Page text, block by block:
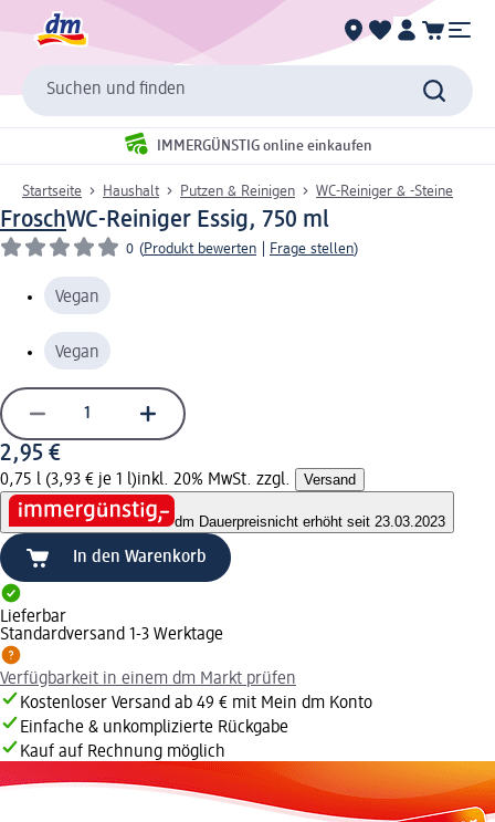
Suchen und finden
IMMERGÜNSTIG online einkaufen
Startseite Haushalt Putzen & Reinigen WC-Reiniger & -Steine
FroschWC-Reiniger Essig, 750 ml
0 (Produkt bewerten Frage stellen)
Vegan
Vegan
2,95 €
0,75 l (3,93 € je 1 l)inkl. 20% MwSt. zzgl. Versand
dm Dauerpreisnicht erhöht seit 23.03.2023
In den Warenkorb
Lieferbar
Standardversand 1-3 Werktage
Verfügbarkeit in einem dm Markt prüfen
Kostenloser Versand ab 49 € mit Mein dm Konto
Einfache & unkomplizierte Rückgabe
Kauf auf Rechnung möglich